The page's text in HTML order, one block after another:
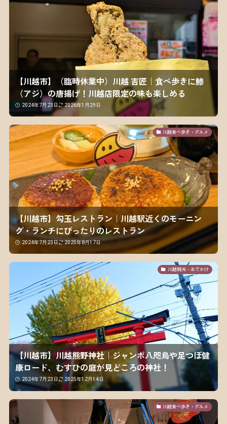
【川越市】（臨時休業中）川越 吉匠｜食べ歩きに鯵
（アジ）の唐揚げ！川越店限定の味も楽しめる
2024年7月23日 2026年1月29日
川越食べ歩き・グルメ
【川越市】勾玉レストラン｜川越駅近くのモーニン
グ・ランチにぴったりのレストラン
2024年7月23日 2025年8月17日
川越観光・おでかけ
【川越市】川越熊野神社｜ジャンボ八咫烏や足つぼ健
康ロード、むすひの庭が見どころの神社！
2024年7月23日 2025年12月14日
川越食べ歩き・グルメ